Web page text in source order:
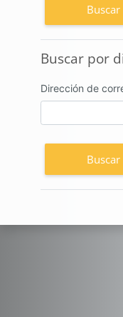
Buscar por
Buscar por
Dirección de